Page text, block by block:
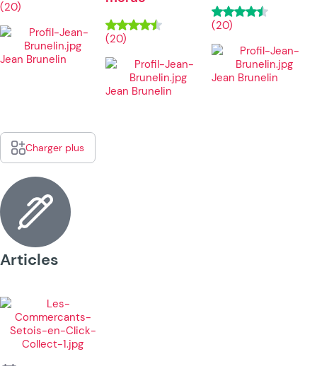
(20)
Jean Brunelin
(20)
Jean Brunelin
(20)
Jean Brunelin
Charger plus
Articles